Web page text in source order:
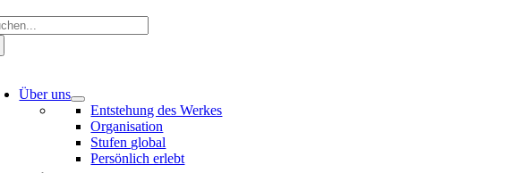
Über uns
Entstehung des Werkes
Organisation
Stufen global
Persönlich erlebt